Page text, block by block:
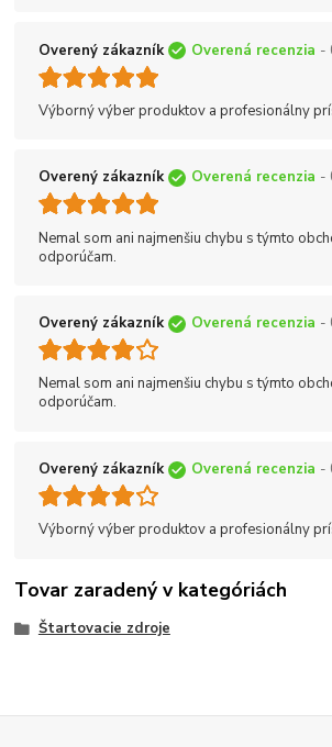
Overený zákazník Overená recenzia -
Výborný výber produktov a profesionálny
Overený zákazník Overená recenzia -
Nemal som ani najmenšiu chybu s týmto
odporúčam.
Overený zákazník Overená recenzia -
Nemal som ani najmenšiu chybu s týmto
odporúčam.
Overený zákazník Overená recenzia -
Výborný výber produktov a profesionálny
Tovar zaradený v kategóriách
Štartovacie zdroje